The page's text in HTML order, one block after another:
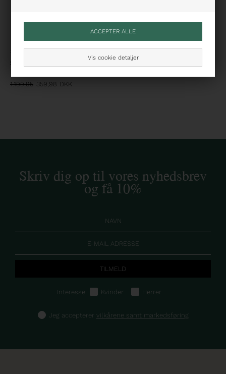
Vis cookie detaljer
SOFIE SCHNOOR
1.199,95 359,98 DKK
Skriv dig op til vores nyhedsbrev
og få 10%
Interesse: Kvinder Herrer
Jeg accepterer vilkårene samt markedsføring